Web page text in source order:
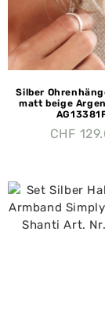
Silber
matt beige
CHF